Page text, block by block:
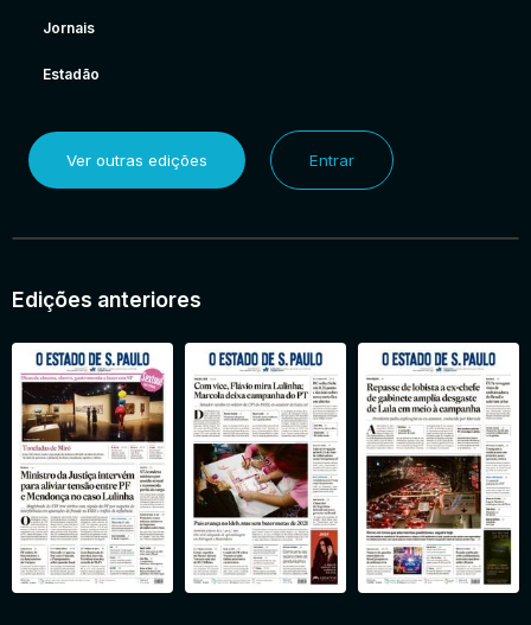
Jornais
Estadão
Ver outras edições Entrar
Edições anteriores